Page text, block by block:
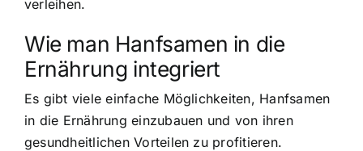
verleihen.
Wie man Hanfsamen in die
Ernährung integriert
Es gibt viele einfache Möglichkeiten, Hanfsamen
in die Ernährung einzubauen und von ihren
gesundheitlichen Vorteilen zu profitieren.